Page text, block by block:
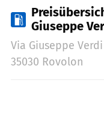
Giuseppe
Via Giuseppe
35030 Rovolon